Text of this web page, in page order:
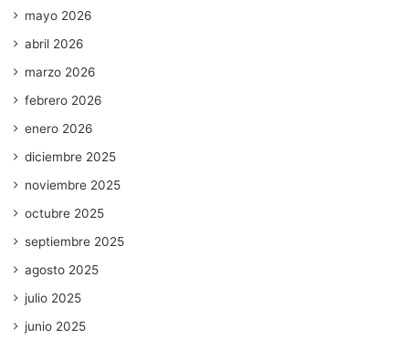
mayo 2026
abril 2026
marzo 2026
febrero 2026
enero 2026
diciembre 2025
noviembre 2025
octubre 2025
septiembre 2025
agosto 2025
julio 2025
junio 2025